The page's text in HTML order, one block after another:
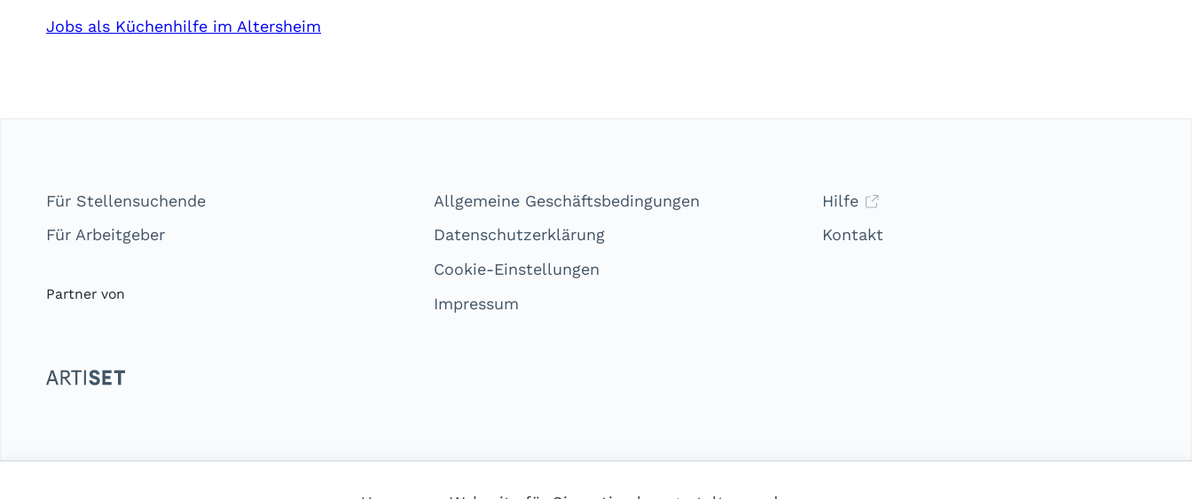
Jobs als Küchenhilfe im Altersheim
Für Stellensuchende
Für Arbeitgeber
Partner von
Allgemeine Geschäftsbedingungen
Datenschutzerklärung
Cookie-Einstellungen
Impressum
Hilfe
Kontakt